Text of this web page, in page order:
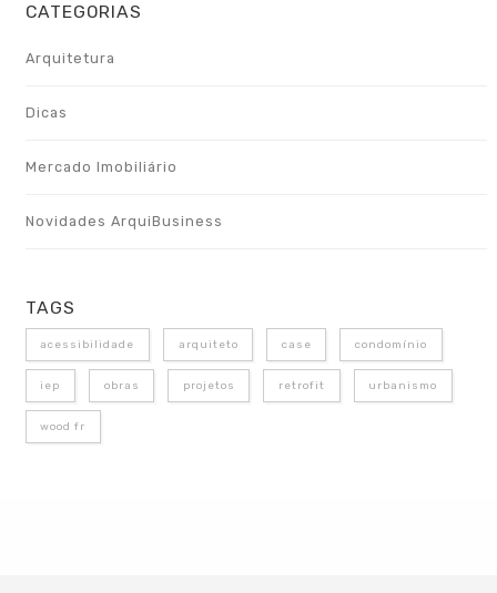
CATEGORIAS
Arquitetura
Dicas
Mercado Imobiliário
Novidades ArquiBusiness
TAGS
acessibilidade arquiteto case condomínio
iep obras projetos retrofit urbanismo
wood fr